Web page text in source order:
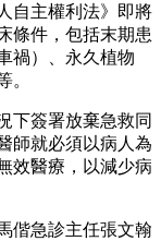
自主權利法》即將
條件，包括末期患
禍）、永久植物
。
下簽署放棄急救同
師就必須以病人為
效醫療，以減少病
偕急診主任張文翰